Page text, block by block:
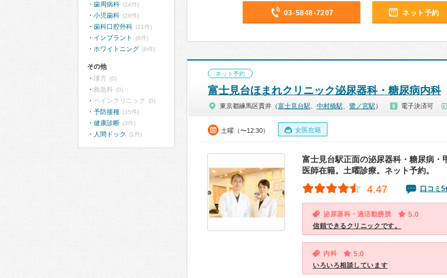
03-5848-7207 ネット予約
ネット予約
富士見台ほまれクリニック泌尿器科・糖尿病内科
東京都練馬区貫井（富士見台駅 中村橋駅 鷺ノ宮駅 ） 電子決済可
土曜（〜12:30） 女医在籍
富士見台駅正面の泌尿器科・糖尿病
医師在籍。土曜診療。ネット予約。
4.47 口コミ5
泌尿器科・過活動膀胱 5.0
信頼できるクリニックです。
内科 5.0
いろいろ相談しています
歯周病科 (24件)
小児歯科 (28件)
歯科口腔外科 (21件)
インプラント (6件)
ホワイトニング (6件)
その他
漢方 (0)
救急科 (0)
ペインクリニック (0)
予防接種 (35件)
健康診断 (3件)
人間ドック (1件)